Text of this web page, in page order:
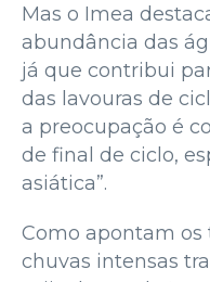
Mas o Imea
abundância das
já que contribui
das lavouras de
a preocupação é
de final de ciclo,
asiática”.
Como apontam os
chuvas intensas